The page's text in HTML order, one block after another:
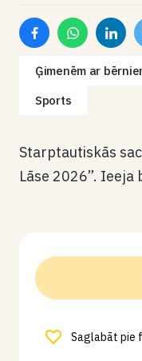
Ģimenēm ar
Sports
Starptautiskās
Lāse 2026”. Ieeja
Saglabāt pie